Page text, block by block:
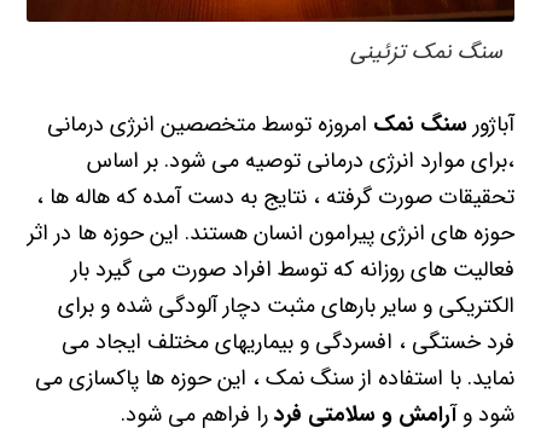
سنگ نمک تزئینی
آباژور سنگ نمک امروزه توسط متخصصین انرژی درمانی
،برای موارد انرژی درمانی توصیه می شود. بر اساس
تحقیقات صورت گرفته ، نتایج به دست آمده که هاله ها ،
حوزه های انرژی پیرامون انسان هستند. این حوزه ها در اثر
فعالیت های روزانه که توسط افراد صورت می گیرد بار
الکتریکی و سایر بارهای مثبت دچار آلودگی شده و برای
فرد خستگی ، افسردگی و بیماریهای مختلف ایجاد می
نماید. با استفاده از سنگ نمک ، این حوزه ها پاکسازی می
شود وآرامش و سلامتی فردرا فراهم می‌ شود.